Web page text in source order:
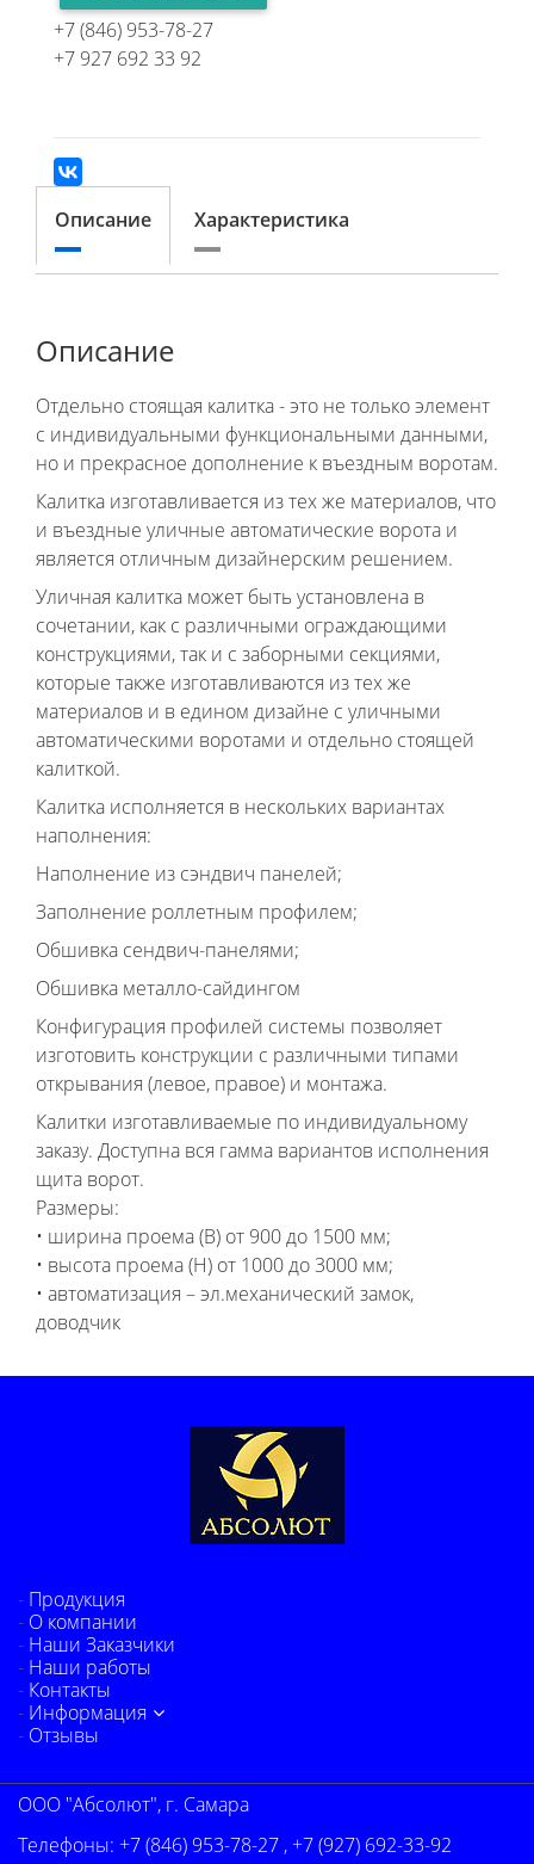
+7 (846) 953-78-27
+7 927 692 33 92
Описание Характеристика
Описание
Отдельно стоящая калитка- это не только элемент
с индивидуальными функциональными данными,
но и прекрасное дополнение к въездным воротам.
Калитка изготавливается из тех же материалов, что
и въездные уличные автоматические ворота и
является отличным дизайнерским решением.
Уличная калитка может быть установлена в
сочетании, как с различными ограждающими
конструкциями, так и с заборными секциями,
которые также изготавливаются из тех же
материалов и в едином дизайне с уличными
автоматическими воротами и отдельно стоящей
калиткой.
Калитка исполняется в нескольких вариантах
наполнения:
Наполнение из сэндвич панелей;
Заполнение роллетным профилем;
Обшивка сендвич-панелями;
Обшивка металло-сайдингом
Конфигурация профилей системы позволяет
изготовить конструкции с различными типами
открывания (левое, правое) и монтажа.
Калитки изготавливаемые по индивидуальному
заказу. Доступна вся гамма вариантов исполнения
щита ворот.
Размеры:
• ширина проема (B) от 900 до 1500 мм;
• высота проема (H) от 1000 до 3000 мм;
• автоматизация – эл.механический замок,
доводчик
Продукция
О компании
Наши Заказчики
Наши работы
Контакты
Информация
Отзывы
ООО "Абсолют", г. Самара
Телефоны: +7 (846) 953-78-27 , +7 (927) 692-33-92